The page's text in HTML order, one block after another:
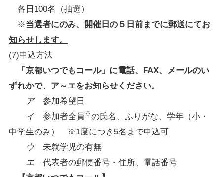
各日100名（抽選）
※当選者にのみ、開催日の５日前までに郵送にてお
知らせします。
(7)申込方法
「京都いつでもコール」に電話、FAX、メールのい
ずれかで、ア～エをお知らせください。
ア 参加希望日
イ 参加者全員 ※の氏名、ふりがな、学年（小・
中学生のみ） ※1度につき5名まで申込可
ウ 未就学児の有無
エ 代表者の郵便番号・住所、電話番号